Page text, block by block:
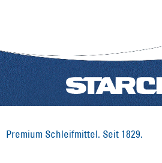
Premium Schleifmittel. Seit 1829.